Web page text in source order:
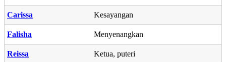
Carissa Kesayangan
Falisha Menyenangkan
Reissa Ketua, puteri